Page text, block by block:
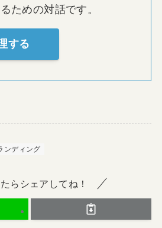
ための対話です。
する
ンディング
らシェアしてね！